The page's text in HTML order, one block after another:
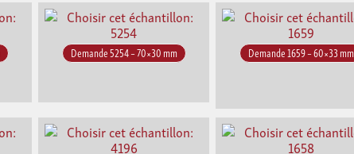
Demande 5254 – 70×30 mm Demande 1659 – 60×33 mm